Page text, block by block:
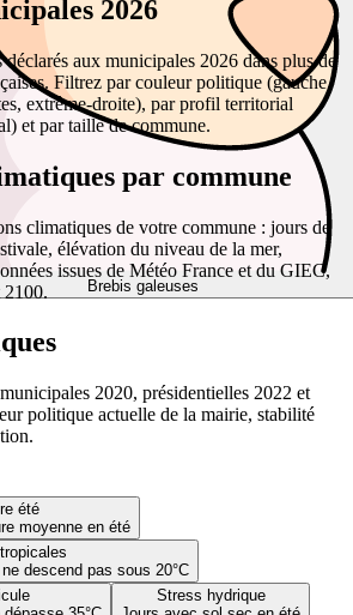
Brebis galeuses
été
moyenne en été
descend pas sous 20°C
Stress hydrique
2026
aux municipales 2026 dans plus de
Filtrez par couleur politique (gauche,
extrême-droite), par profil territorial
et par taille de commune.
par commune
climatiques de votre commune : jours de
élévation du niveau de la mer,
issues de Météo France et du GIEC,
2100.
2020, présidentielles 2022 et
politique actuelle de la mairie, stabilité